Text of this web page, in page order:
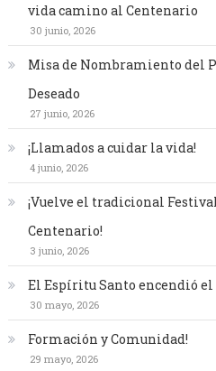
vida camino al Centenario
30 junio, 2026
Misa de Nombramiento del
Deseado
27 junio, 2026
¡Llamados a cuidar la vida!
4 junio, 2026
¡Vuelve el tradicional
Centenario!
3 junio, 2026
El Espíritu Santo encendió el
30 mayo, 2026
Formación y Comunidad!
29 mayo, 2026